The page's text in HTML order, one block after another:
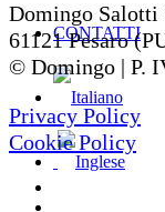
CONTATTI
Domingo Salotti
61121 Pesaro
© Domingo | P.
Privacy Policy
Cookie Policy